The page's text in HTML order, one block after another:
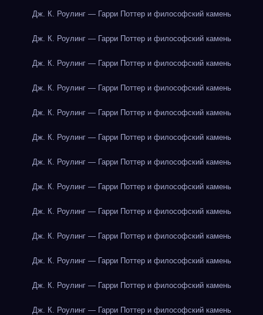
Дж. К. Роулинг — Гарри Поттер и философский камень
Дж. К. Роулинг — Гарри Поттер и философский камень
Дж. К. Роулинг — Гарри Поттер и философский камень
Дж. К. Роулинг — Гарри Поттер и философский камень
Дж. К. Роулинг — Гарри Поттер и философский камень
Дж. К. Роулинг — Гарри Поттер и философский камень
Дж. К. Роулинг — Гарри Поттер и философский камень
Дж. К. Роулинг — Гарри Поттер и философский камень
Дж. К. Роулинг — Гарри Поттер и философский камень
Дж. К. Роулинг — Гарри Поттер и философский камень
Дж. К. Роулинг — Гарри Поттер и философский камень
Дж. К. Роулинг — Гарри Поттер и философский камень
Дж. К. Роулинг — Гарри Поттер и философский камень